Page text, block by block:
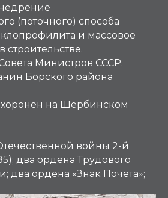
(поточного) способа
и массовое
Министров СССР.
Борского района
на Щербинском
войны 2-й
два ордена Трудового
два ордена «Знак Почёта»;